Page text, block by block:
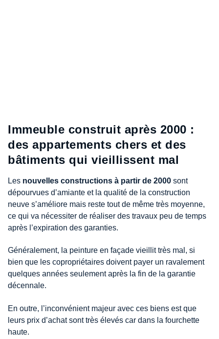
Immeuble construit après 2000 :
des appartements chers et des
bâtiments qui vieillissent mal
Les nouvelles constructions à partir de 2000 sont
dépourvues d’amiante et la qualité de la construction
neuve s’améliore mais reste tout de même très moyenne,
ce qui va nécessiter de réaliser des travaux peu de temps
après l’expiration des garanties.
Généralement, la peinture en façade vieillit très mal, si
bien que les copropriétaires doivent payer un ravalement
quelques années seulement après la fin de la garantie
décennale.
En outre, l’inconvénient majeur avec ces biens est que
leurs prix d’achat sont très élevés car dans la fourchette
haute.